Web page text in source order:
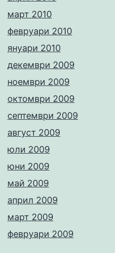
март 2010
февруари 2010
януари 2010
декември 2009
ноември 2009
октомври 2009
септември 2009
август 2009
юли 2009
юни 2009
май 2009
април 2009
март 2009
февруари 2009